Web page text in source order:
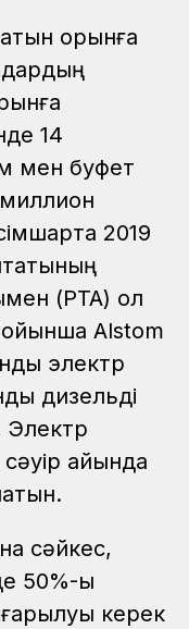
орынға
14
мен буфет
2019
(PTA) қол
Alstom
электр
дизельді
Электр
айында
сәйкес,
50%-ы
керек